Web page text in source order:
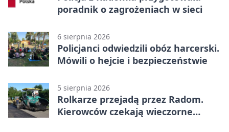
poradnik o zagrożeniach w sieci
6 sierpnia 2026
Policjanci odwiedzili obóz harcerski.
Mówili o hejcie i bezpieczeństwie
5 sierpnia 2026
Rolkarze przejadą przez Radom.
Kierowców czekają wieczorne